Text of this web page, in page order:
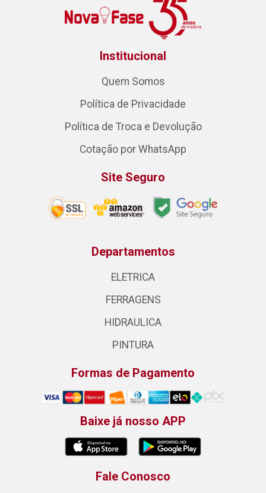
Institucional
Quem Somos
Política de Privacidade
Política de Troca e Devolução
Cotação por WhatsApp
Site Seguro
Departamentos
ELETRICA
FERRAGENS
HIDRAULICA
PINTURA
Formas de Pagamento
Baixe já nosso APP
Fale Conosco